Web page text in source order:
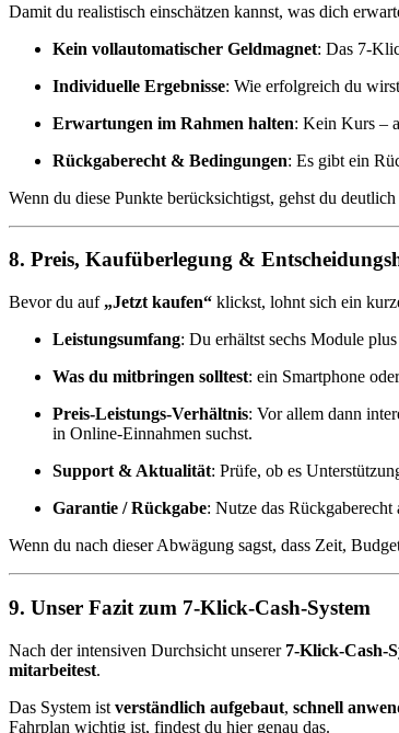
Damit du realistisch einschätzen kannst, was dich
Kein vollautomatischer Geldmagnet: Das 7-
Individuelle Ergebnisse: Wie erfolgreich du
Erwartungen im Rahmen halten: Kein Kurs –
Rückgaberecht & Bedingungen: Es gibt ein
Wenn du diese Punkte berücksichtigst, gehst du
8. Preis, Kaufüberlegung &
Bevor du auf „Jetzt kaufen“ klickst, lohnt sich ein
Leistungsumfang: Du erhältst sechs Module
Was du mitbringen solltest: ein Smartphone
Preis-Leistungs-Verhältnis: Vor allem dann
in Online-Einnahmen suchst.
Support & Aktualität: Prüfe, ob es
Garantie / Rückgabe: Nutze das
Wenn du nach dieser Abwägung sagst, dass Zeit,
9. Unser Fazit zum 7-Klick-Cash-System
Nach der intensiven Durchsicht unserer 7-Klick-Cash-
mitarbeitest.
Das System ist verständlich aufgebaut, schnell
Fahrplan wichtig ist, findest du hier genau das.